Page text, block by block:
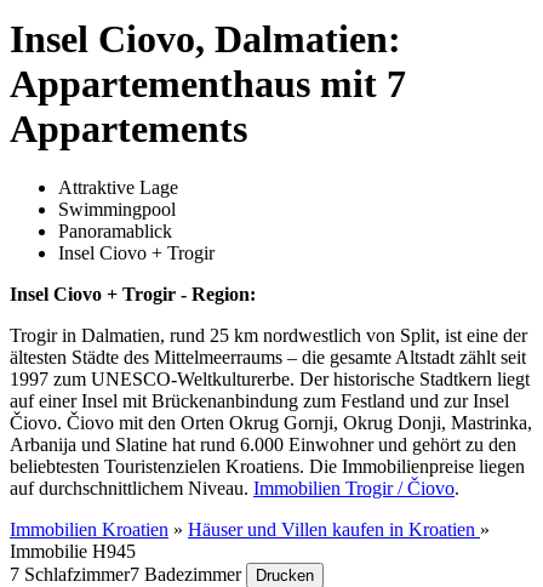
Insel Ciovo, Dalmatien:
Appartementhaus mit 7
Appartements
Attraktive Lage
Swimmingpool
Panoramablick
Insel Ciovo + Trogir
Insel Ciovo + Trogir - Region:
Trogir in Dalmatien, rund 25 km nordwestlich von Split, ist eine der
ältesten Städte des Mittelmeerraums – die gesamte Altstadt zählt seit
1997 zum UNESCO-Weltkulturerbe. Der historische Stadtkern liegt
auf einer Insel mit Brückenanbindung zum Festland und zur Insel
Čiovo. Čiovo mit den Orten Okrug Gornji, Okrug Donji, Mastrinka,
Arbanija und Slatine hat rund 6.000 Einwohner und gehört zu den
beliebtesten Touristenzielen Kroatiens. Die Immobilienpreise liegen
auf durchschnittlichem Niveau. Immobilien Trogir / Čiovo.
Immobilien Kroatien » Häuser und Villen kaufen in Kroatien »
Immobilie H945
7 Schlafzimmer7 Badezimmer Drucken